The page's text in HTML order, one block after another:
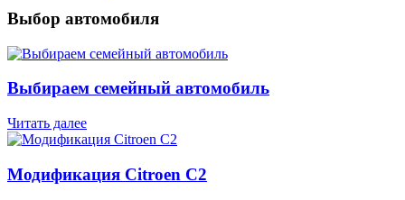
Выбор автомобиля
Выбираем семейный автомобиль
Читать далее
Модификация Citroen С2